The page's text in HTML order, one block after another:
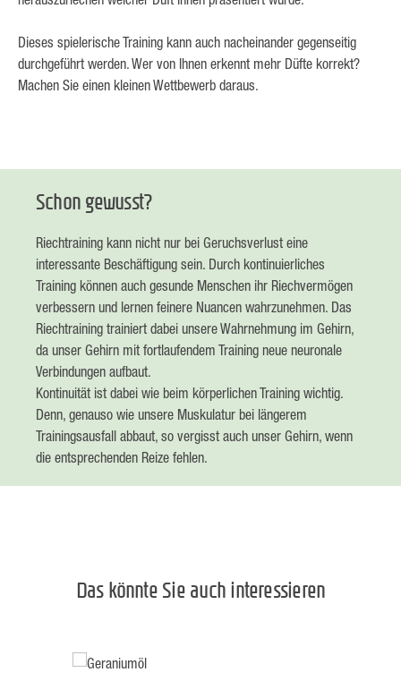
Dieses spielerische Training kann auch nacheinander gegenseitig
durchgeführt werden. Wer von Ihnen erkennt mehr Düfte korrekt?
Machen Sie einen kleinen Wettbewerb daraus.
Schon gewusst?
Riechtraining kann nicht nur bei Geruchsverlust eine
interessante Beschäftigung sein. Durch kontinuierliches
Training können auch gesunde Menschen ihr Riechvermögen
verbessern und lernen feinere Nuancen wahrzunehmen. Das
Riechtraining trainiert dabei unsere Wahrnehmung im Gehirn,
da unser Gehirn mit fortlaufendem Training neue neuronale
Verbindungen aufbaut.
Kontinuität ist dabei wie beim körperlichen Training wichtig.
Denn, genauso wie unsere Muskulatur bei längerem
Trainingsausfall abbaut, so vergisst auch unser Gehirn, wenn
die entsprechenden Reize fehlen.
Das könnte Sie auch interessieren